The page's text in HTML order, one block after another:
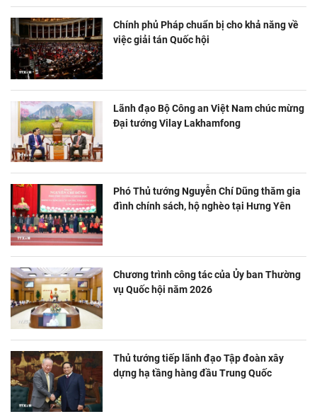
Chính phủ Pháp chuẩn bị cho khả năng về
việc giải tán Quốc hội
Lãnh đạo Bộ Công an Việt Nam chúc mừng
Đại tướng Vilay Lakhamfong
Phó Thủ tướng Nguyễn Chí Dũng thăm gia
đình chính sách, hộ nghèo tại Hưng Yên
Chương trình công tác của Ủy ban Thường
vụ Quốc hội năm 2026
Thủ tướng tiếp lãnh đạo Tập đoàn xây
dựng hạ tầng hàng đầu Trung Quốc